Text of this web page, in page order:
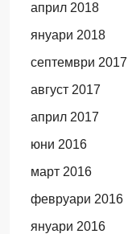
април 2018
януари 2018
септември 2017
август 2017
април 2017
юни 2016
март 2016
февруари 2016
януари 2016